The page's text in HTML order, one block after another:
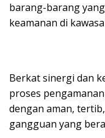
barang-barang
keamanan di
Berkat sinergi dan
proses
dengan aman,
gangguan yang